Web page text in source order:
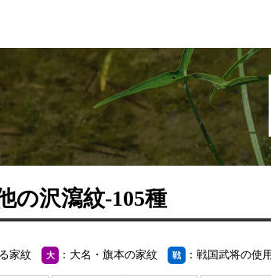
の沢瀉紋-105種
家紋 大 ：大名・旗本の家紋 戦 ：戦国武将の使